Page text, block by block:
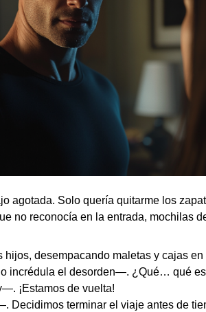
agotada. Solo quería quitarme los
no reconocía en la entrada, mochilas
hijos, desempacando maletas y cajas en
incrédula el desorden—. ¿Qué… qué
¡Estamos de vuelta!
terminar el viaje antes de